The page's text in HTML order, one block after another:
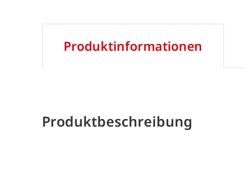
Produktinformationen
Produktbeschreibung